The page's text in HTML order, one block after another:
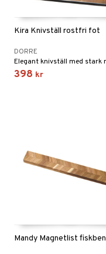
Kira Knivställ rostfri fot
DORRE
398 kr
Mandy Magnetlist fiskben